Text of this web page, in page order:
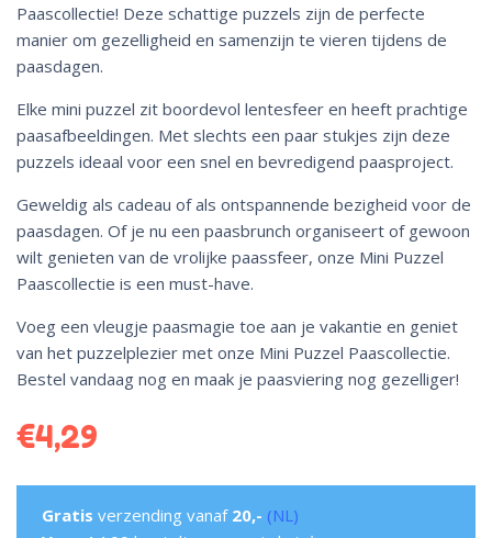
Paascollectie! Deze schattige puzzels zijn de perfecte
manier om gezelligheid en samenzijn te vieren tijdens de
paasdagen.
Elke mini puzzel zit boordevol lentesfeer en heeft prachtige
paasafbeeldingen. Met slechts een paar stukjes zijn deze
puzzels ideaal voor een snel en bevredigend paasproject.
Geweldig als cadeau of als ontspannende bezigheid voor de
paasdagen. Of je nu een paasbrunch organiseert of gewoon
wilt genieten van de vrolijke paassfeer, onze Mini Puzzel
Paascollectie is een must-have.
Voeg een vleugje paasmagie toe aan je vakantie en geniet
van het puzzelplezier met onze Mini Puzzel Paascollectie.
Bestel vandaag nog en maak je paasviering nog gezelliger!
€4,29
Gratis verzending vanaf 20,- (NL)